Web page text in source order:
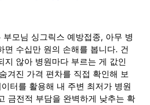
모님 싱그릭스 예방접종, 아무 병
면 수십만 원의 손해를 봅니다. 건
지 않아 병원마다 부르는 게 값인
겨진 가격 편차를 직접 확인해 보
터를 활용해 내 주변 최저가 병원
금전적 부담을 완벽하게 낮추는 확